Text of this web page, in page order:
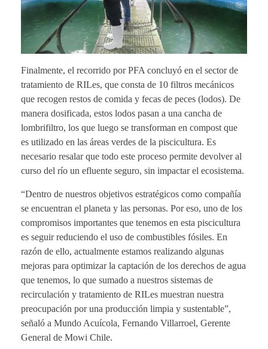
Finalmente, el recorrido por PFA concluyó en el sector de
tratamiento de RILes, que consta de 10 filtros mecánicos
que recogen restos de comida y fecas de peces (lodos). De
manera dosificada, estos lodos pasan a una cancha de
lombrifiltro, los que luego se transforman en compost que
es utilizado en las áreas verdes de la piscicultura. Es
necesario resalar que todo este proceso permite devolver al
curso del río un efluente seguro, sin impactar el ecosistema.
“Dentro de nuestros objetivos estratégicos como compañía
se encuentran el planeta y las personas. Por eso, uno de los
compromisos importantes que tenemos en esta piscicultura
es seguir reduciendo el uso de combustibles fósiles. En
razón de ello, actualmente estamos realizando algunas
mejoras para optimizar la captación de los derechos de agua
que tenemos, lo que sumado a nuestros sistemas de
recirculación y tratamiento de RILes muestran nuestra
preocupación por una producción limpia y sustentable”,
señaló a Mundo Acuícola, Fernando Villarroel, Gerente
General de Mowi Chile.